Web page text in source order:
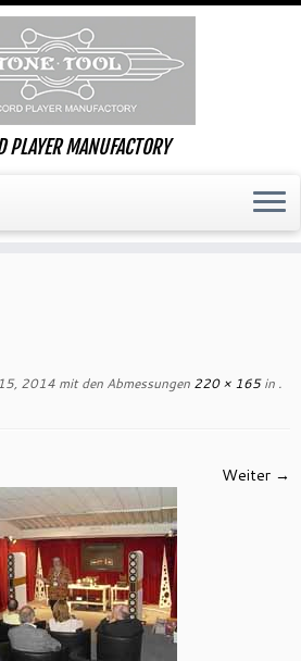
PLAYER MANUFACTORY
2014 mit den Abmessungen 220 × 165in .
Weiter →